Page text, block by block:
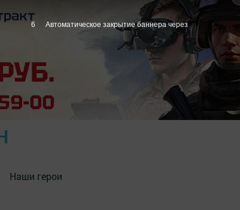
Наши герои
5 Автоматическое закрытие баннера через